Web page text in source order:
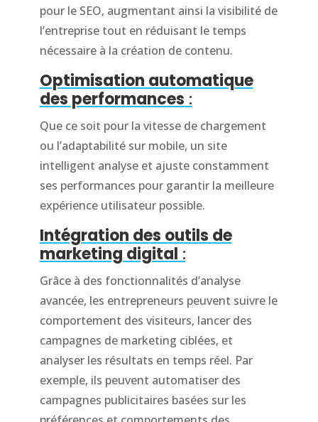
pour le SEO, augmentant ainsi la visibilité de
l’entreprise tout en réduisant le temps
nécessaire à la création de contenu.
Optimisation automatique
des performances :
Que ce soit pour la vitesse de chargement
ou l’adaptabilité sur mobile, un site
intelligent analyse et ajuste constamment
ses performances pour garantir la meilleure
expérience utilisateur possible.
Intégration des outils de
marketing digital :
Grâce à des fonctionnalités d’analyse
avancée, les entrepreneurs peuvent suivre le
comportement des visiteurs, lancer des
campagnes de marketing ciblées, et
analyser les résultats en temps réel. Par
exemple, ils peuvent automatiser des
campagnes publicitaires basées sur les